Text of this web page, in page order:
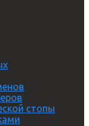
стопы